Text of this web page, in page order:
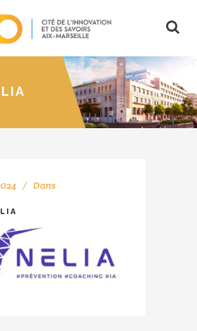
Dans